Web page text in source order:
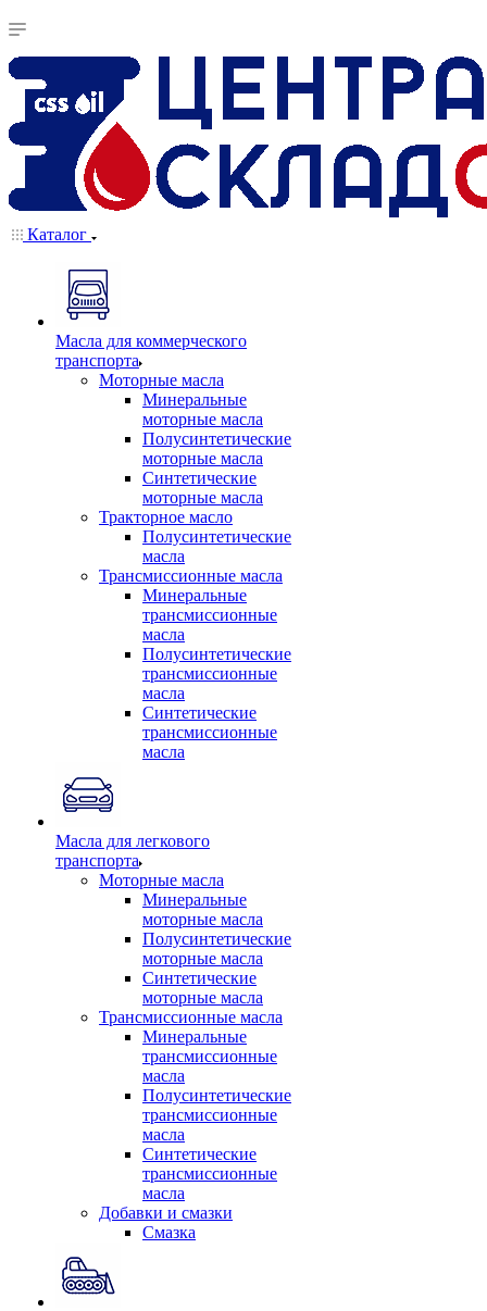
Каталог
Масла для коммерческого
транспорта
Моторные масла
Минеральные
моторные масла
Полусинтетические
моторные масла
Синтетические
моторные масла
Тракторное масло
Полусинтетические
масла
Трансмиссионные масла
Минеральные
трансмиссионные
масла
Полусинтетические
трансмиссионные
масла
Синтетические
трансмиссионные
масла
Масла для легкового
транспорта
Моторные масла
Минеральные
моторные масла
Полусинтетические
моторные масла
Синтетические
моторные масла
Трансмиссионные масла
Минеральные
трансмиссионные
масла
Полусинтетические
трансмиссионные
масла
Синтетические
трансмиссионные
масла
Добавки и смазки
Смазка